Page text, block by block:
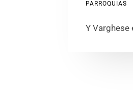
PARROQUIAS
Y